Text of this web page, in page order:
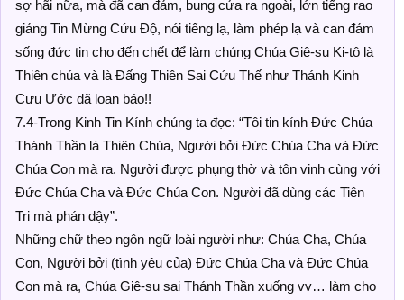
sợ hãi nữa, mà đã can đảm, bung cửa ra ngoài, lớn tiếng rao
giảng Tin Mừng Cứu Độ, nói tiếng lạ, làm phép lạ và can đảm
sống đức tin cho đến chết để làm chúng Chúa Giê-su Ki-tô là
Thiên chúa và là Đấng Thiên Sai Cứu Thế như Thánh Kinh
Cựu Ước đã loan báo!!
7.4-Trong Kinh Tin Kính chúng ta đọc: “Tôi tin kính Đức Chúa
Thánh Thần là Thiên Chúa, Người bởi Đức Chúa Cha và Đức
Chúa Con mà ra. Người được phụng thờ và tôn vinh cùng với
Đức Chúa Cha và Đức Chúa Con. Người đã dùng các Tiên
Tri mà phán dậy”.
Những chữ theo ngôn ngữ loài người như: Chúa Cha, Chúa
Con, Người bởi (tình yêu của) Đức Chúa Cha và Đức Chúa
Con mà ra, Chúa Giê-su sai Thánh Thần xuống vv… làm cho